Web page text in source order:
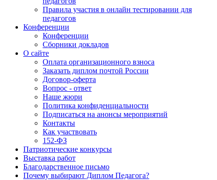
Правила участия в онлайн тестировании для
педагогов
Конференции
Конференции
Сборники докладов
О сайте
Оплата организационного взноса
Заказать диплом почтой России
Договор-оферта
Вопрос - ответ
Наше жюри
Политика конфиденциальности
Подписаться на анонсы мероприятий
Контакты
Как участвовать
152-ФЗ
Патриотические конкурсы
Выставка работ
Благодарственное письмо
Почему выбирают Диплом Педагога?